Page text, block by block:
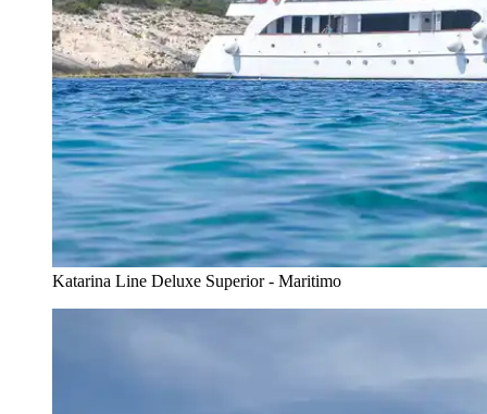
Katarina Line Deluxe Superior - Maritimo